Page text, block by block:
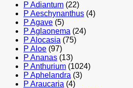
P Adiantum (22)
P Aeschynanthus (4)
P Agave (5)
P Aglaonema (24)
P Alocasia (75)
P Aloe (97)
P Ananas (13)
P Anthurium (1024)
P Aphelandra (3)
P Araucaria (4)